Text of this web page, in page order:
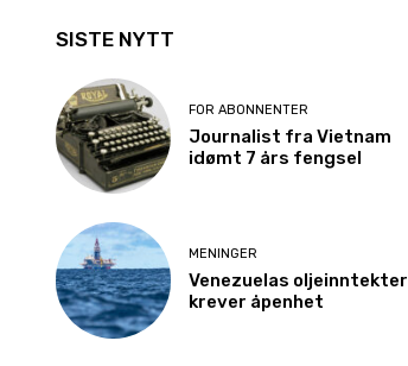
SISTE NYTT
FOR ABONNENTER
Journalist fra Vietnam
idømt 7 års fengsel
MENINGER
Venezuelas oljeinntekter
krever åpenhet